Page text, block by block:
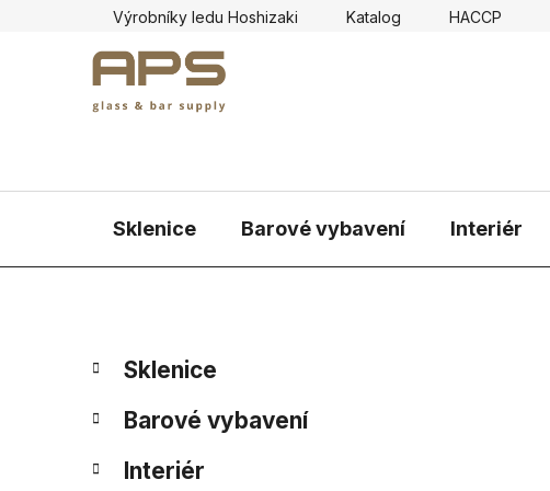
Výrobníky ledu Hoshizaki Katalog HACCP
Sklenice Barové vybavení Interiér
P
s
r
Přeskočit
kategorie
a
e
o
Sklenice
Barové vybavení
Interiér